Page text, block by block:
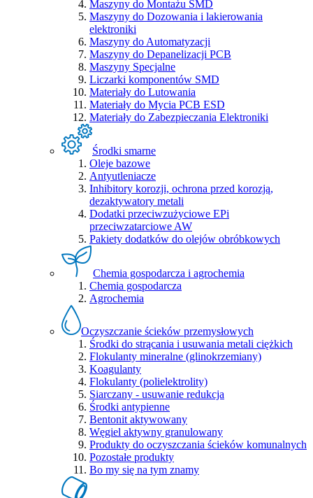
Maszyny do Montażu SMD
Maszyny do Dozowania i lakierowania
elektroniki
Maszyny do Automatyzacji
Maszyny do Depanelizacji PCB
Maszyny Specjalne
Liczarki komponentów SMD
Materiały do Lutowania
Materiały do Mycia PCB ESD
Materiały do Zabezpieczania Elektroniki
Środki smarne
Oleje bazowe
Antyutleniacze
Inhibitory korozji, ochrona przed korozją,
dezaktywatory metali
Dodatki przeciwzużyciowe EPi
przeciwzatarciowe AW
Pakiety dodatków do olejów obróbkowych
Chemia gospodarcza i agrochemia
Chemia gospodarcza
Agrochemia
Oczyszczanie ścieków przemysłowych
Środki do strącania i usuwania metali ciężkich
Flokulanty mineralne (glinokrzemiany)
Koagulanty
Flokulanty (polielektrolity)
Siarczany - usuwanie redukcja
Środki antypienne
Bentonit aktywowany
Węgiel aktywny granulowany
Produkty do oczyszczania ścieków komunalnych
Pozostałe produkty
Bo my się na tym znamy